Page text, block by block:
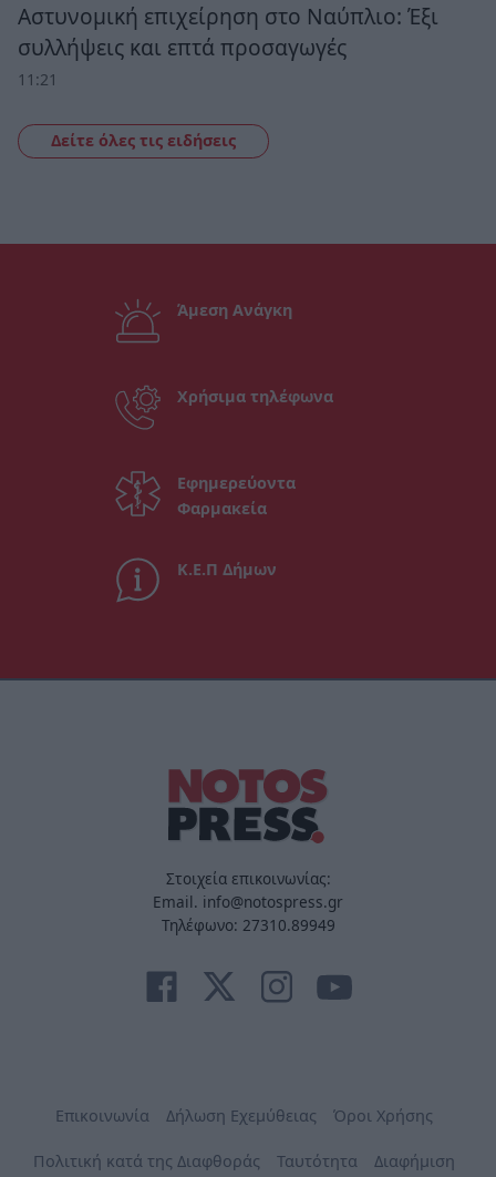
Αστυνομική επιχείρηση στο Ναύπλιο: Έξι
συλλήψεις και επτά προσαγωγές
11:21
Δείτε όλες τις ειδήσεις
Άμεση Ανάγκη
Χρήσιμα τηλέφωνα
Εφημερεύοντα
Φαρμακεία
Κ.Ε.Π Δήμων
Στοιχεία επικοινωνίας:
Email. info@notospress.gr
Τηλέφωνο: 27310.89949
Επικοινωνία Δήλωση Εχεμύθειας Όροι Χρήσης
Πολιτική κατά της Διαφθοράς Ταυτότητα Διαφήμιση